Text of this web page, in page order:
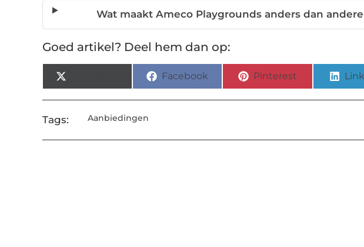
Wat maakt Ameco Playgrounds anders dan
Goed artikel? Deel hem dan op:
Facebook Pinterest
Tags: Aanbiedingen